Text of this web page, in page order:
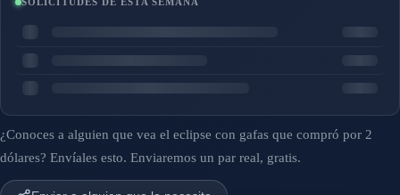
¿Conoces a alguien que vea el eclipse con gafas que compró por 2
dólares? Envíales esto. Enviaremos un par real, gratis.